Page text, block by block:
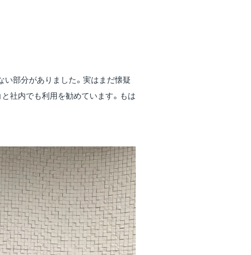
部分がありました。実はまだ懐疑
社内でも利用を勧めています。もは